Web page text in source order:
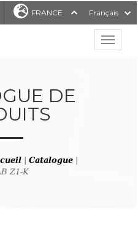
LinkedIn FRANCE Français
DE
| Catalogue|
Z1-K